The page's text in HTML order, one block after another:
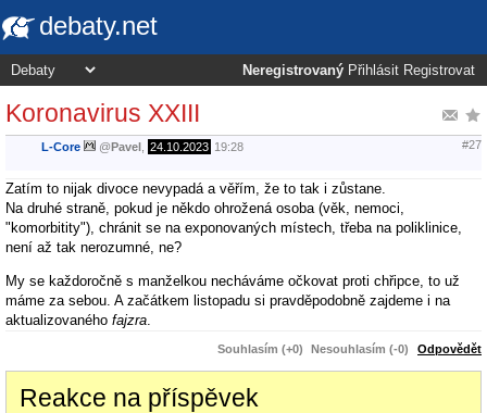
debaty.net
Neregistrovaný Přihlásit Registrovat
Koronavirus XXIII
L-Core @Pavel 24.10.2023 19:28 #27
Zatím to nijak divoce nevypadá a věřím, že to tak i zůstane.
Na druhé straně, pokud je někdo ohrožená osoba (věk, nemoci,
"komorbitity"), chránit se na exponovaných místech, třeba na poliklinice,
není až tak nerozumné, ne?
My se každoročně s manželkou necháváme očkovat proti chřipce, to už
máme za sebou. A začátkem listopadu si pravděpodobně zajdeme i na
aktualizovaného fajzra
Souhlasím (+0) Nesouhlasím (-0) Odpovědět
Reakce na příspěvek